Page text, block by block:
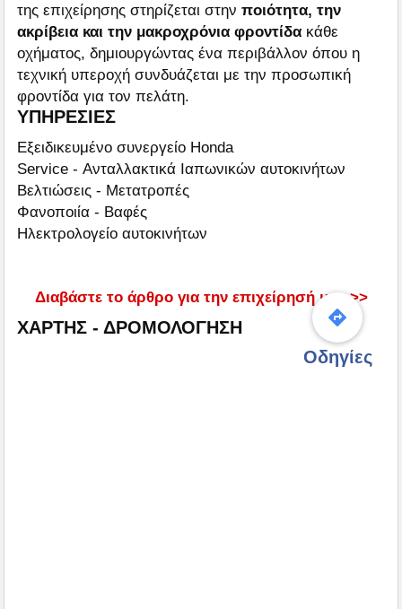
της επιχείρησης στηρίζεται στηνποιότητα, την
ακρίβεια και την μακροχρόνια φροντίδα κάθε
οχήματος, δημιουργώντας ένα περιβάλλον όπου η
τεχνική υπεροχή συνδυάζεται με την προσωπική
φροντίδα για τον πελάτη.
ΥΠΗΡΕΣΙΕΣ
Εξειδικευμένο συνεργείο Honda
Service - Ανταλλακτικά Ιαπωνικών αυτοκινήτων
Βελτιώσεις - Μετατροπές
Φανοποιία - Βαφές
Ηλεκτρολογείο αυτοκινήτων
Διαβάστε το άρθρο για την επιχείρησή μας >>
ΧΑΡΤΗΣ - ΔΡΟΜΟΛΟΓΗΣΗ
Οδηγίες